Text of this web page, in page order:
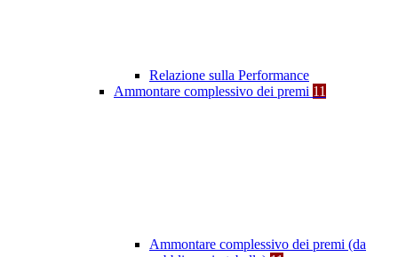
Relazione sulla Performance
Ammontare complessivo dei premi 11
Ammontare complessivo dei premi (da